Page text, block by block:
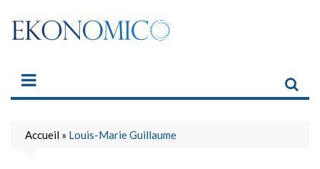
content
Accueil » Louis-Marie Guillaume